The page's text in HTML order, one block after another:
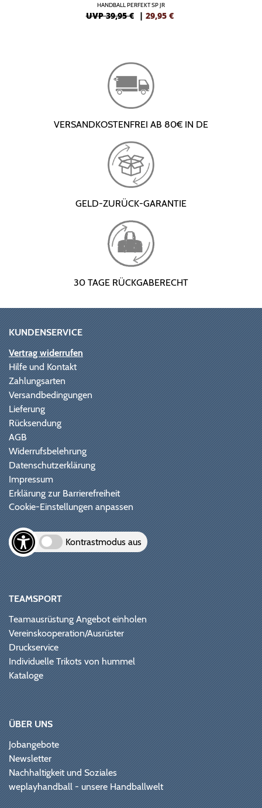
HANDBALL PERFEKT SP JR
UVP 39,95 € | 29,95 €
VERSANDKOSTENFREI AB 80€ IN DE
GELD-ZURÜCK-GARANTIE
30 TAGE RÜCKGABERECHT
KUNDENSERVICE
Vertrag widerrufen
Hilfe und Kontakt
Zahlungsarten
Versandbedingungen
Lieferung
Rücksendung
AGB
Widerrufsbelehrung
Datenschutzerklärung
Impressum
Erklärung zur Barrierefreiheit
Cookie-Einstellungen anpassen
Kontrastmodus aus
TEAMSPORT
Teamausrüstung Angebot einholen
Vereinskooperation/Ausrüster
Druckservice
Individuelle Trikots von hummel
Kataloge
ÜBER UNS
Jobangebote
Newsletter
Nachhaltigkeit und Soziales
weplayhandball - unsere Handballwelt